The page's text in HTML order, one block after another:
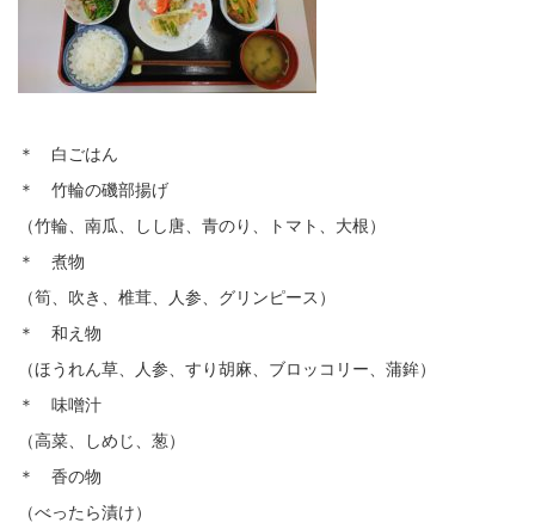
＊ 白ごはん
＊ 竹輪の磯部揚げ
（竹輪、南瓜、しし唐、青のり、トマト、大根）
＊ 煮物
（筍、吹き、椎茸、人参、グリンピース）
＊ 和え物
（ほうれん草、人参、すり胡麻、ブロッコリー、蒲鉾）
＊ 味噌汁
（高菜、しめじ、葱）
＊ 香の物
（べったら漬け）